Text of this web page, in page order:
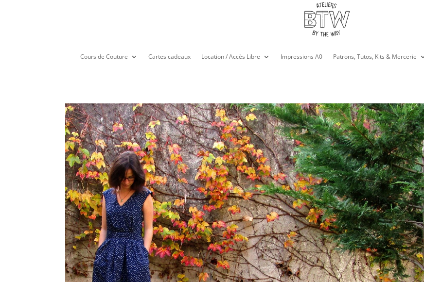
Cours de Couture Cartes cadeaux Location / Accès Libre Impressions A0 Patrons, Tutos, Kits & Mercerie